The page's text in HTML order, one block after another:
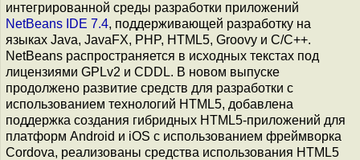
интегрированной среды разработки приложений
NetBeans IDE 7.4, поддерживающей разработку на
языках Java, JavaFX, PHP, HTML5, Groovy и C/C++.
NetBeans распространяется в исходных текстах под
лицензиями GPLv2 и CDDL. В новом выпуске
продолжено развитие средств для разработки с
использованием технологий HTML5, добавлена
поддержка создания гибридных HTML5-приложений для
платформ Android и iOS с использованием фреймворка
Cordova, реализованы средства использования HTML5